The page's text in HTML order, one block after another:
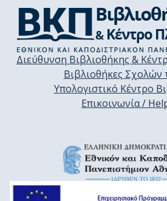
Διεύθυνση Βιβλιοθήκης &
Βιβλιοθήκες Σχολών
Υπολογιστικό Κέντρο
Επικοινωνία /